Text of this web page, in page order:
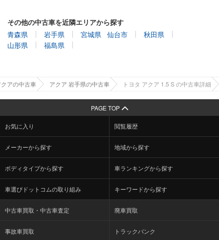
その他の中古車を近隣エリアから探す
青森県
岩手県 宮城県 仙台市
秋田県
山形県
福島県
アの中古車 アクア 岩手県の中古車 トヨタ アクア 1.5 S の中古車詳細
PAGE TOP
お気に入り 閲覧履歴
メーカーから探す 地域から探す
ボディタイプから探す 車ランキングから探す
車選びドットコムの取り組み キーワードから探す
中古車買取・中古車査定 廃車買取
事故車買取 トラックバンク